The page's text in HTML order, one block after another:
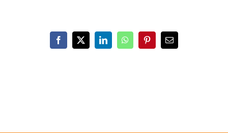
Facebook
X LinkedInWhatsAppPinterest
E-